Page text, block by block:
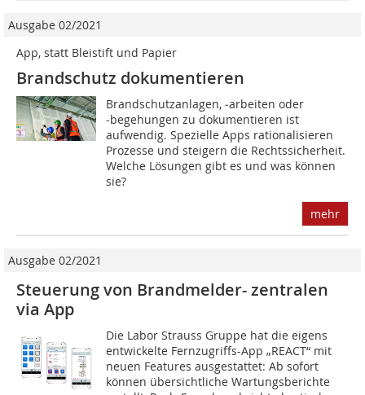
Ausgabe 02/2021
App, statt Bleistift und Papier
Brandschutz dokumentieren
Brandschutzanlagen, ‑arbeiten oder
‑begehungen zu dokumentieren ist
aufwendig. Spezielle Apps rationalisieren
Prozesse und steigern die Rechtssicherheit.
Welche Lösungen gibt es und was können
sie?
mehr
Ausgabe 02/2021
Steuerung von Brandmelder- zentralen
via App
Die Labor Strauss Gruppe hat die eigens
entwickelte Fernzugriffs-App „REACT“ mit
neuen Features ausgestattet: Ab sofort
können übersichtliche Wartungsberichte